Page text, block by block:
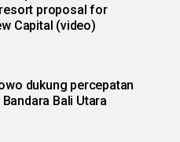
proposal for
Capital (video)
dukung percepatan
Bali Utara